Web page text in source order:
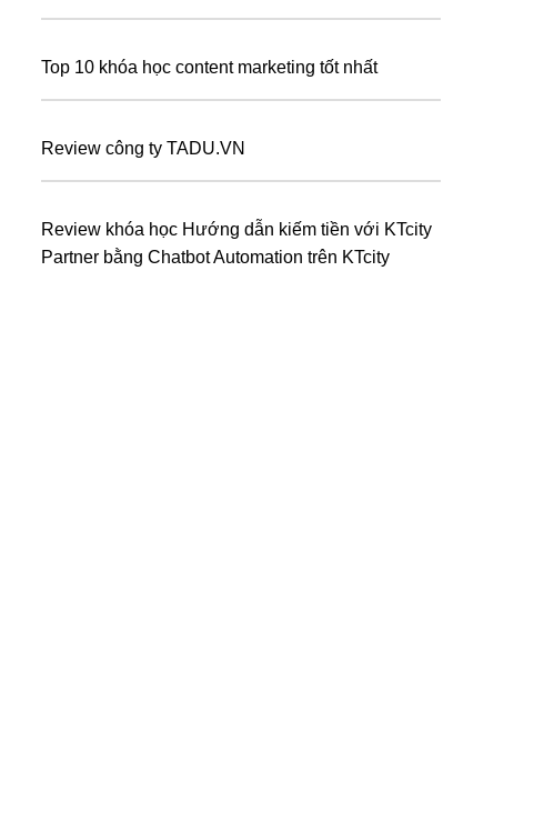
Top 10 khóa học content marketing tốt nhất
Review công ty TADU.VN
Review khóa học Hướng dẫn kiếm tiền với KTcity
Partner bằng Chatbot Automation trên KTcity